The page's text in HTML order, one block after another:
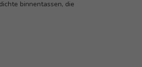
binnentassen, die